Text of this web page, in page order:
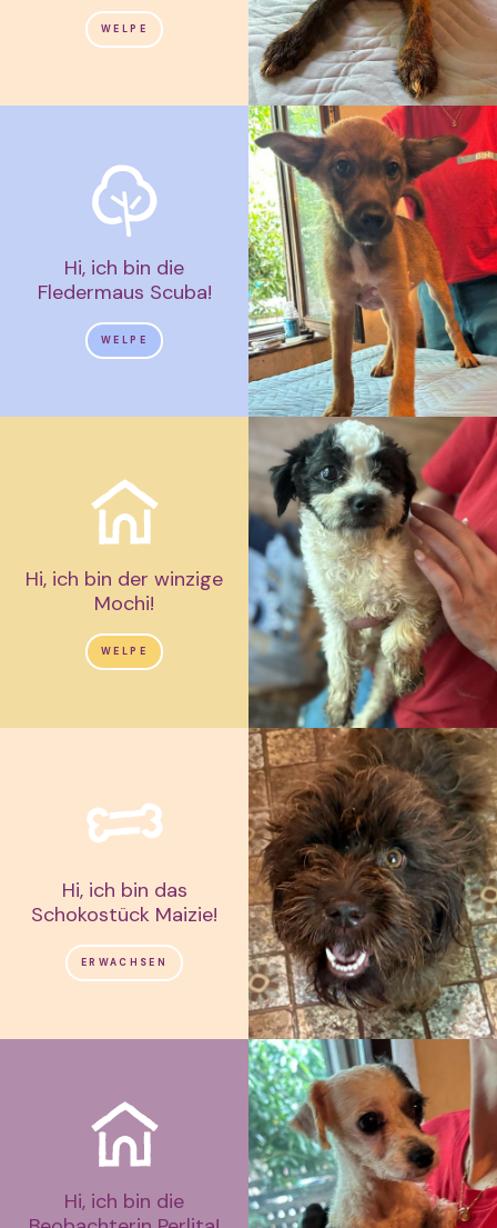
WELPE
Hi, ich bin die
Fledermaus Scuba!
WELPE
Hi, ich bin der winzige
Mochi!
WELPE
Hi, ich bin das
Schokostück Maizie!
ERWACHSEN
Hi, ich bin die